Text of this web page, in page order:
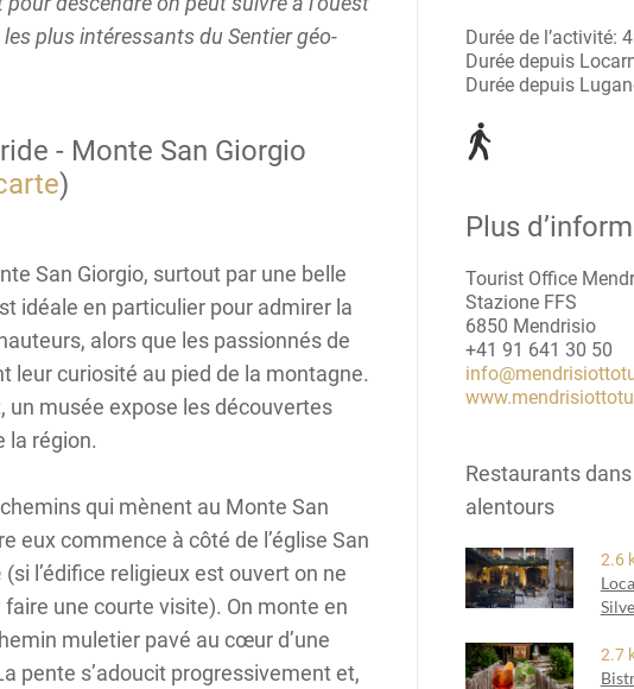
les plus intéressants du Sentier géo-
- Monte San Giorgio
)
San Giorgio, surtout par une belle
idéale en particulier pour admirer la
alors que les passionnés de
leur curiosité au pied de la montagne.
un musée expose les découvertes
la région.
qui mènent au Monte San
eux commence à côté de l’église San
(si l’édifice religieux est ouvert on ne
faire une courte visite). On monte en
muletier pavé au cœur d’une
pente s’adoucit progressivement et,
Durée de l’activité:
Durée depuis
Durée depuis
Plus
Tourist Office
Stazione FFS
6850 Mendrisio
+41 91 641 30 50
Restaurants
alentours
2.6
2.7